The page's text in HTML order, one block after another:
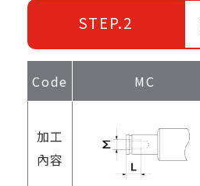
STEP.2
Code MC
加工
內容